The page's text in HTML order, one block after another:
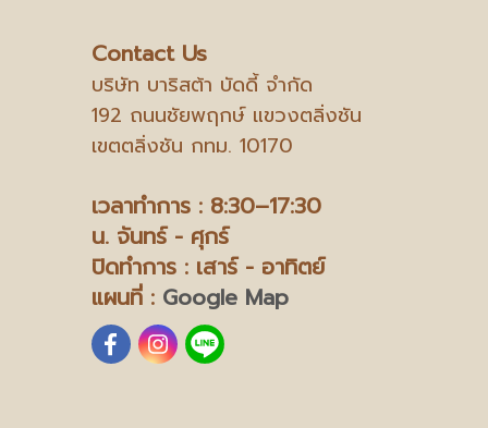
Contact Us
บริษัท บาริสต้า บัดดี้ จำกัด
192 ถนนชัยพฤกษ์ แขวงตลิ่งชัน
เขตตลิ่งชัน กทม. 10170
เวลาทำการ : 8:30–17:30
น. จันทร์ - ศุกร์
ปิดทำการ : เสาร์ - อาทิตย์
แผนที่ : Google Map